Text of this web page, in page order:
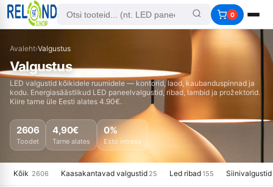
0
Avaleht›Valgustus
Valgustus
LED valgustid kõikidele ruumidele — kontorid, laod, kaubanduspinnad ja
kodu. Energiasäästlikud LED paneelvalgustid, ribad, lambid ja prožektorid.
Kiire tarne üle Eesti alates 4.90€.
2606
Toodet
4,90€
Tarne alates
0%
Esto intress
Kõik 2606 Kaasakantavad valgustid 25 Led ribad155 Siinivalgustid